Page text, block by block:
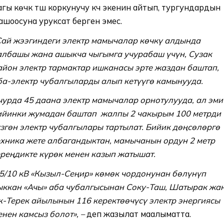
көчкү түшүү коркунучу күч экенин айтып, тургундардын
уруксат берген эмес.
жээгиндеги электр мамычалар көчкү алдында
жана ашыкча чыгымга учурабаш үчүн, Сузак
электр тармактар ишканасы эрте жаздан баштап,
электр чубалгыларды алып кетүүгө камынууда.
45 даана электр мамычалар орнотулууда, ал эми
жумадан баштап жалпы 2 чакырым 100 метрди
электр чубалгылары тартылат. Бийик дөңсөлөргө
жете албагандыктан, мамычанын ордун 2 метр
күрөк менен казып жатышат.
10 кВ «Кызыл-Сеңир» көмөк чордонунан бөлүнүп
«Ачы» аба чубалгысынан Соку-Таш, Шатырак
Терек айылынын 116 керектөөчүсү электр энергиясы
камсыз болот», –деп жазылат маалыматта.